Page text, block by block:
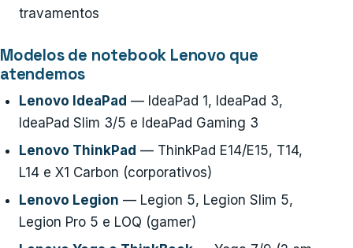
travamentos
Modelos de notebook Lenovo que
atendemos
Lenovo IdeaPad — IdeaPad 1, IdeaPad 3,
IdeaPad Slim 3/5 e IdeaPad Gaming 3
Lenovo ThinkPad — ThinkPad E14/E15, T14,
L14 e X1 Carbon (corporativos)
Lenovo Legion — Legion 5, Legion Slim 5,
Legion Pro 5 e LOQ (gamer)